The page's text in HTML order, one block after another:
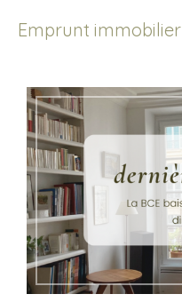
Emprunt immobilier